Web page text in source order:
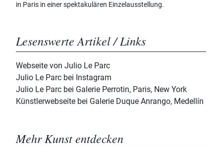
in Paris in einer spektakulären Einzelausstellung.
Lesenswerte Artikel / Links
Webseite von Julio Le Parc
Julio Le Parc bei Instagram
Julio Le Parc bei Galerie Perrotin, Paris, New York
Künstlerwebseite bei Galerie Duque Anrango, Medellín
Mehr Kunst entdecken